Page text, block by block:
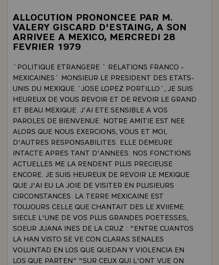
ALLOCUTION PRONONCEE PAR M.
VALERY GISCARD D'ESTAING, A SON
ARRIVEE A MEXICO, MERCREDI 28
FEVRIER 1979
`POLITIQUE ETRANGERE ` RELATIONS FRANCO -
MEXICAINES` MONSIEUR LE PRESIDENT DES ETATS-
UNIS DU MEXIQUE `JOSE LOPEZ PORTILLO`, JE SUIS
HEUREUX DE VOUS REVOIR ET DE REVOIR LE GRAND
ET BEAU MEXIQUE. J'AI ETE SENSIBLE A VOS
PAROLES DE BIENVENUE. NOTRE AMITIE EST NEE
ALORS QUE NOUS EXERCIONS, VOUS ET MOI,
D'AUTRES RESPONSABILITES. ELLE DEMEURE
INTACTE APRES TANT D'ANNEES. NOS FONCTIONS
ACTUELLES ME LA RENDENT PLUS PRECIEUSE
ENCORE. JE SUIS HEUREUX DE REVOIR LE MEXIQUE
QUE J'AI EU LA JOIE DE VISITER EN PLUSIEURS
CIRCONSTANCES. LA TERRE MEXICAINE EST
TOUJOURS CELLE QUE CHANTAIT DES LE XVIIEME
SIECLE L'UNE DE VOS PLUS GRANDES POETESSES,
SOEUR JUANA INES DE LA CRUZ : "ENTRE CUANTOS
LA HAN VISTO SE VE CON CLARAS SENALES
VOLUNTAD EN LOS QUE QUEDAN Y VIOLENCIA EN
LOS QUE PARTEN" "SUR CEUX QUI L'ONT VUE ON